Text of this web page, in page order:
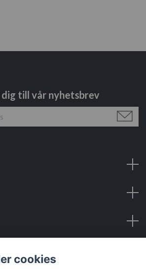
dig till vår nyhetsbrev
cookies